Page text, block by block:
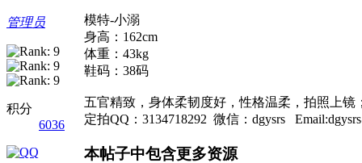
管理员
积分
6036
模特-小溺
身高：162cm
体重：43kg
鞋码：38码
五官精致，身体柔韧度好，性格温柔，拍照上
定拍QQ：3134718292 微信：dgysrs
本帖子中包含更多资源